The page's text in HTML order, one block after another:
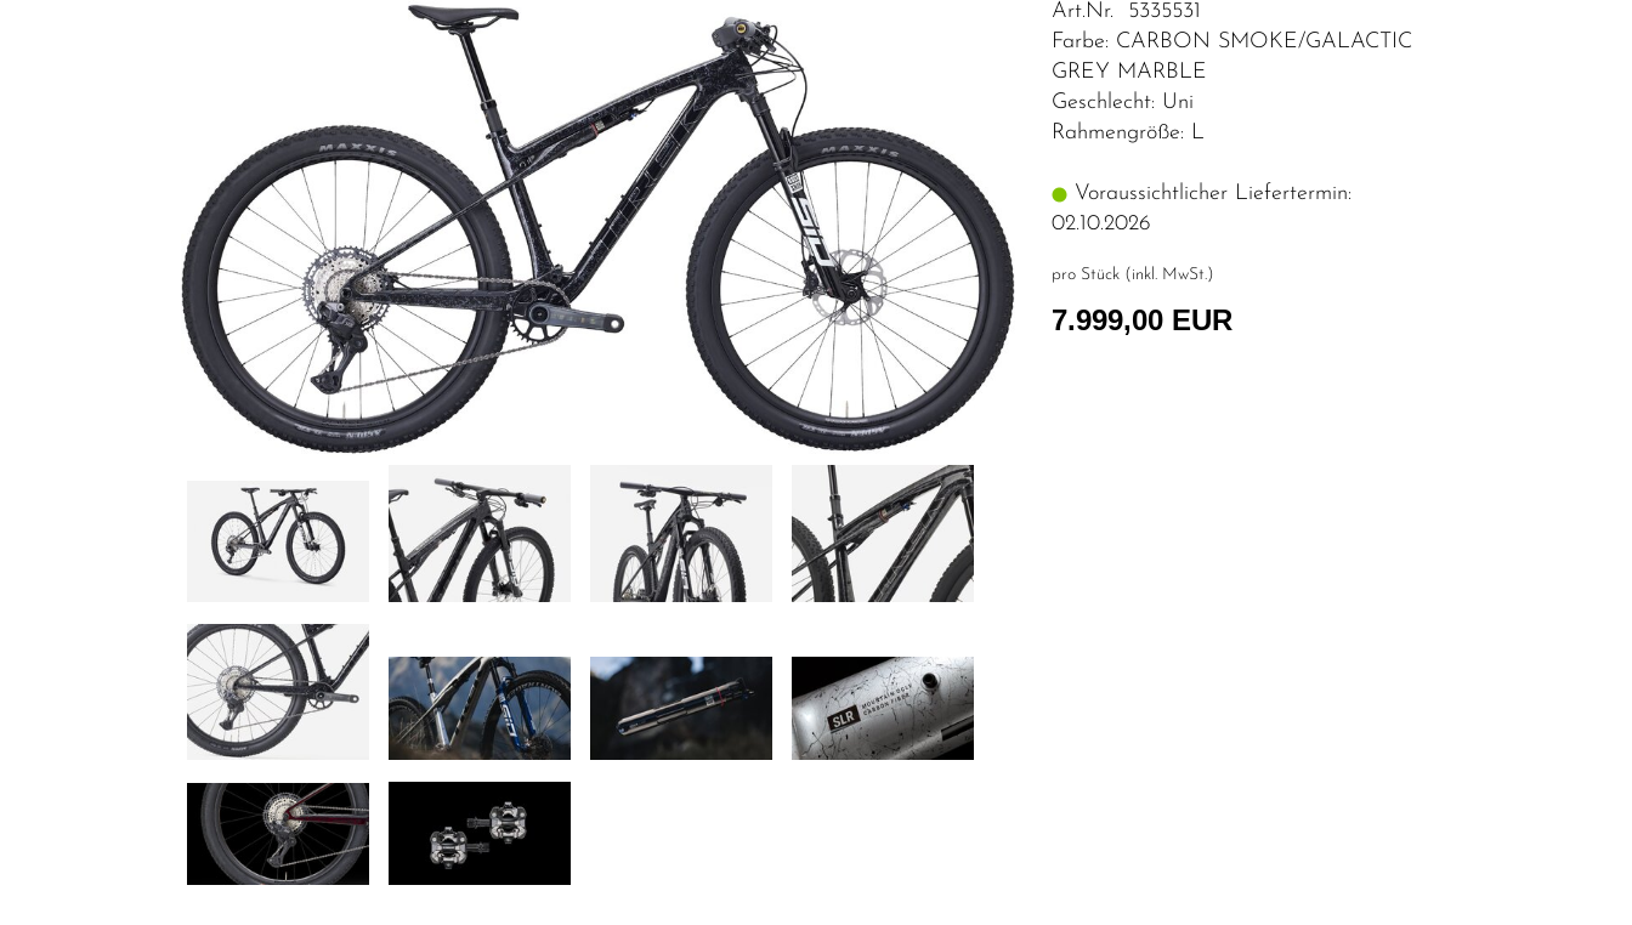
Art.Nr. 5335531
Farbe: CARBON SMOKE/GALACTIC
GREY MARBLE
Geschlecht: Uni
Rahmengröße: L
Voraussichtlicher Liefertermin:
02.10.2026
pro Stück (inkl. MwSt.)
7.999,00 EUR